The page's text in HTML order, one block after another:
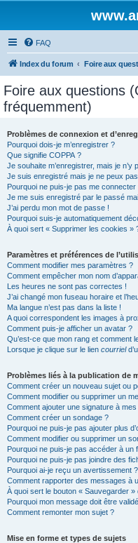
FAQ
Index du forum Foire aux
Foire aux questions
fréquemment)
Problèmes de connexion et
Pourquoi dois-je m’enregistrer ?
Que signifie COPPA ?
Je souhaite m’enregistrer, mais je n’y
Je suis enregistré mais je ne peux
Pourquoi ne puis-je pas me connecter
Je me suis enregistré par le passé
J’ai perdu mon mot de passe !
Pourquoi suis-je automatiquement
À quoi sert « Supprimer les cookies »
Paramètres et préférences de
Comment modifier mes paramètres ?
Comment empêcher mon nom
Les heures ne sont pas correctes !
J’ai changé mon fuseau horaire et
Ma langue n’est pas dans la liste !
A quoi correspondent les images à
Comment puis-je afficher un avatar ?
Qu’est-ce que mon rang et comment
Lorsque je clique sur le lien courriel
Problèmes liés à la publication de
Comment créer un nouveau sujet ou
Comment modifier ou supprimer un
Comment ajouter une signature à
Comment créer un sondage ?
Pourquoi ne puis-je pas ajouter plus
Comment modifier ou supprimer un
Pourquoi ne puis-je pas accéder à un
Pourquoi ne puis-je pas joindre des
Pourquoi ai-je reçu un avertissement ?
Comment rapporter des messages à
À quoi sert le bouton « Sauvegarder
Pourquoi mon message doit être
Comment remonter mon sujet ?
Mise en forme et types de sujets